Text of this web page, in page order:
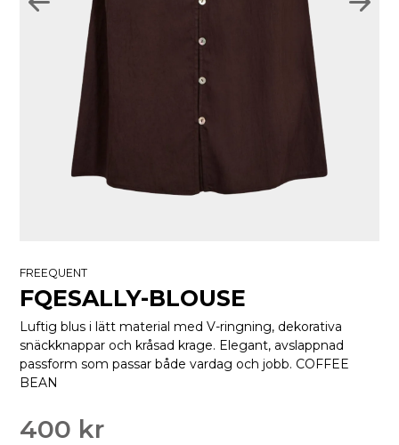
FREEQUENT
FQESALLY-BLOUSE
Luftig blus i lätt material med V-ringning, dekorativa
snäckknappar och kråsad krage. Elegant, avslappnad
passform som passar både vardag och jobb. COFFEE
BEAN
400 kr